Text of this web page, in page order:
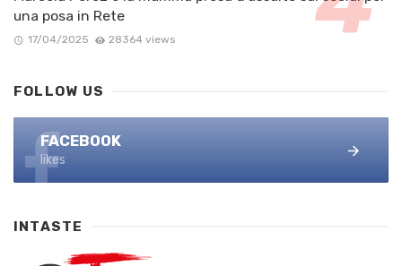
una posa in Rete
17/04/2025 28364 views
FOLLOW US
FACEBOOK
likes
INTASTE